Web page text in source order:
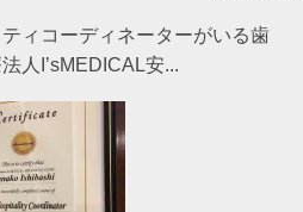
ィコーディネーターがいる歯
人I’sMEDICAL安...